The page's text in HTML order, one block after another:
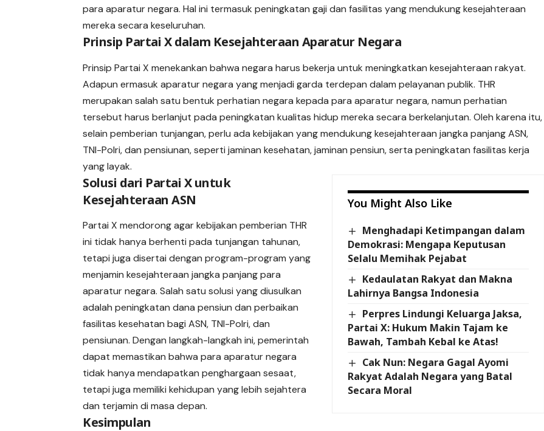
para aparatur negara. Hal ini termasuk peningkatan gaji dan fasilitas yang mendukung kesejahteraan
mereka secara keseluruhan.
Prinsip Partai X dalam Kesejahteraan Aparatur Negara
Prinsip Partai X menekankan bahwa negara harus bekerja untuk meningkatkan kesejahteraan rakyat.
Adapun ermasuk aparatur negara yang menjadi garda terdepan dalam pelayanan publik. THR
merupakan salah satu bentuk perhatian negara kepada para aparatur negara, namun perhatian
tersebut harus berlanjut pada peningkatan kualitas hidup mereka secara berkelanjutan. Oleh karena itu,
selain pemberian tunjangan, perlu ada kebijakan yang mendukung kesejahteraan jangka panjang ASN,
TNI-Polri, dan pensiunan, seperti jaminan kesehatan, jaminan pensiun, serta peningkatan fasilitas kerja
yang layak.
You Might Also Like
Menghadapi Ketimpangan dalam
Demokrasi: Mengapa Keputusan
Selalu Memihak Pejabat
Kedaulatan Rakyat dan Makna
Lahirnya Bangsa Indonesia
Perpres Lindungi Keluarga Jaksa,
Partai X: Hukum Makin Tajam ke
Bawah, Tambah Kebal ke Atas!
Cak Nun: Negara Gagal Ayomi
Rakyat Adalah Negara yang Batal
Secara Moral
Solusi dari Partai X untuk
Kesejahteraan ASN
Partai X mendorong agar kebijakan pemberian THR
ini tidak hanya berhenti pada tunjangan tahunan,
tetapi juga disertai dengan program-program yang
menjamin kesejahteraan jangka panjang para
aparatur negara. Salah satu solusi yang diusulkan
adalah peningkatan dana pensiun dan perbaikan
fasilitas kesehatan bagi ASN, TNI-Polri, dan
pensiunan. Dengan langkah-langkah ini, pemerintah
dapat memastikan bahwa para aparatur negara
tidak hanya mendapatkan penghargaan sesaat,
tetapi juga memiliki kehidupan yang lebih sejahtera
dan terjamin di masa depan.
Kesimpulan